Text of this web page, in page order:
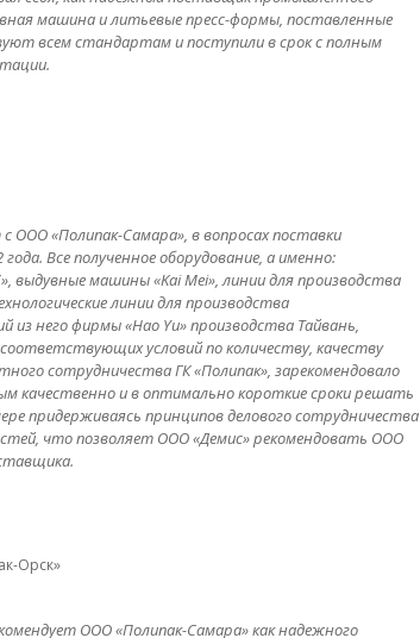
машина и литьевые пресс-формы, поставленные
всем стандартам и поступили в срок с полным
ООО «Полипак-Самара», в вопросах поставки
Все полученное оборудование, а именно:
машины «Kai Mei», линии для производства
линии для производства
из него фирмы «Hao Yu» производства Тайвань,
условий по количеству, качеству
сотрудничества ГК «Полипак», зарекомендовало
качественно и в оптимально короткие сроки решать
придерживаясь принципов делового сотрудничества
что позволяет ООО «Демис» рекомендовать ООО
Орск»
ООО «Полипак-Самара» как надежного